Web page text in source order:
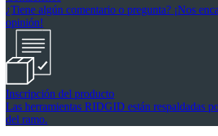
¿Tiene algún comentario o pregunta? ¡Nos
opinión!
Inscripción del producto
Las herramientas RIDGID están respaldadas
del ramo.